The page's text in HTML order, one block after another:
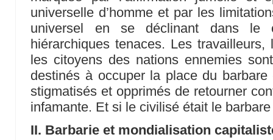
universelle d’homme et par les
universel en se déclinant dans le
hiérarchiques tenaces. Les
les citoyens des nations ennemies
destinés à occuper la place du
stigmatisés et opprimés de retourner
infamante. Et si le civilisé était le
II. Barbarie et mondialisation